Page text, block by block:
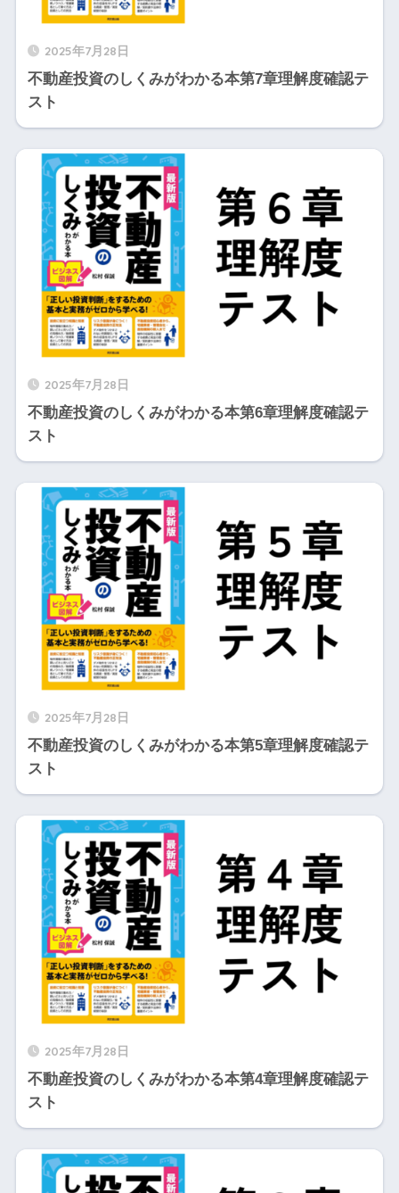
2025年7月28日
不動産投資のしくみがわかる本第7章理解度確認テ
スト
2025年7月28日
不動産投資のしくみがわかる本第6章理解度確認テ
スト
2025年7月28日
不動産投資のしくみがわかる本第5章理解度確認テ
スト
2025年7月28日
不動産投資のしくみがわかる本第4章理解度確認テ
スト